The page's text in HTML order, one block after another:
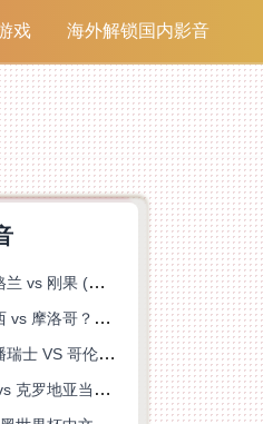
戏 海外解锁国内影音
在海外看世界杯直播英格兰 vs 刚果 (金)当前地区不可播放？这篇指南帮你突破所有限制
在国外如何看世界杯巴西 vs 摩洛哥？海外党专属体育观赛指南来了
在国外看世界杯中文直播瑞士 VS 哥伦比亚当前地区不可播放？这篇指南帮你搞定
在国外看世界杯巴拿马 vs 克罗地亚当前地区不可播放？这篇指南帮你轻松解决海外体育直播难题